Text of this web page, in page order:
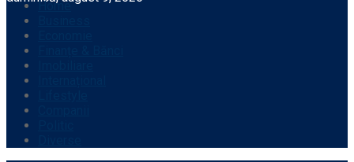
Home